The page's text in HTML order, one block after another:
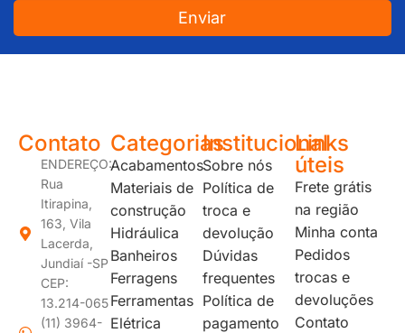
Enviar
Contato
ENDEREÇO:
Rua
Itirapina,
163, Vila
Lacerda,
Jundiaí -SP
CEP:
13.214-065
(11) 3964-
Categorias
Acabamentos
Materiais de
construção
Hidráulica
Banheiros
Ferragens
Ferramentas
Elétrica
Institucional
Sobre nós
Política de
troca e
devolução
Dúvidas
frequentes
Política de
pagamento
Links
úteis
Frete grátis
na região
Minha conta
Pedidos
trocas e
devoluções
Contato